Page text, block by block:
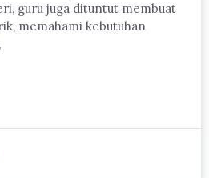
guru juga dituntut membuat
memahami kebutuhan